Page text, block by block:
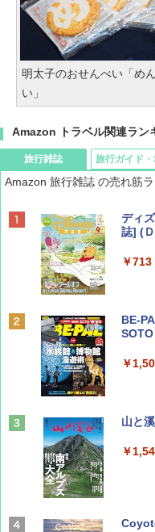
明太子のおせんべい「め
い」
Amazon トラベル関連ラン
旅行雑誌
Amazon 旅行雑誌 の売れ筋
ディ
誌] (
￥713
BE-
￥
山と
￥
旅行ガイド・